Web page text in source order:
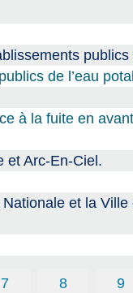
publics
de l’eau
à la fuite en
et Arc-En-Ciel.
et la
7 8 9